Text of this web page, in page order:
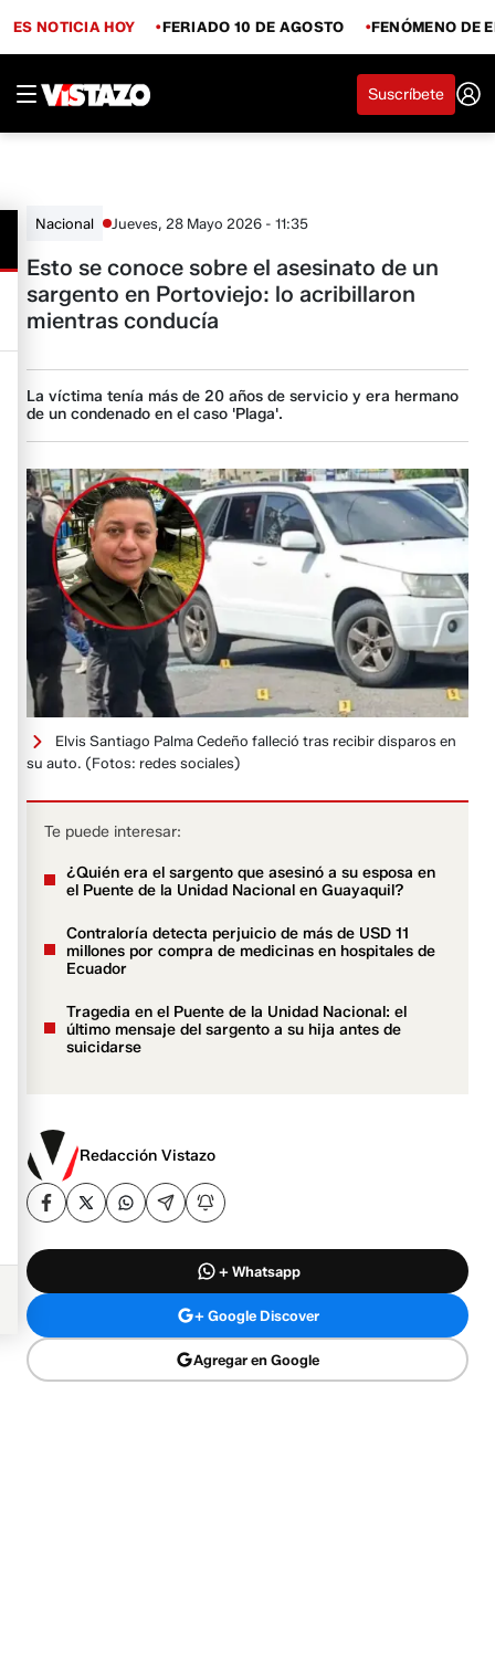
ES NOTICIA HOY FERIADO 10 DE AGOSTO FENÓMENO DE
Suscríbete
Nacional Jueves, 28 Mayo 2026 - 11:35
Esto se conoce sobre el asesinato de un
sargento en Portoviejo: lo acribillaron
mientras conducía
La víctima tenía más de 20 años de servicio y era hermano
de un condenado en el caso 'Plaga'.
Elvis Santiago Palma Cedeño falleció tras recibir disparos en
su auto. (Fotos: redes sociales)
Te puede interesar:
¿Quién era el sargento que asesinó a su esposa en
el Puente de la Unidad Nacional en Guayaquil?
Contraloría detecta perjuicio de más de USD 11
millones por compra de medicinas en hospitales de
Ecuador
Tragedia en el Puente de la Unidad Nacional: el
último mensaje del sargento a su hija antes de
suicidarse
Redacción Vistazo
+ Whatsapp
+ Google Discover
Agregar en Google